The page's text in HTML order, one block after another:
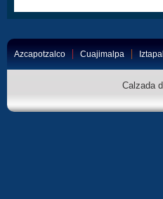
Azcapotzalco Cuajimalpa
Calzada